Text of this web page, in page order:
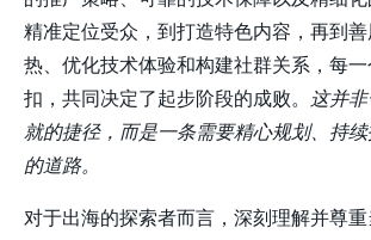
精准定位受众，到打造特色内容，再到
热、优化技术体验和构建社群关系，每
扣，共同决定了起步阶段的成败。
这并
就的捷径，而是一条需要精心规划、持
的道路。
对于出海的探索者而言，深刻理解并尊